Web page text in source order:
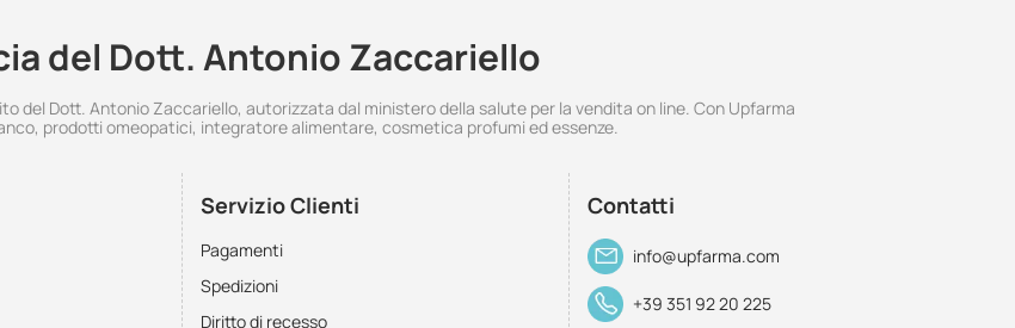
del Dott. Antonio Zaccariello
del Dott. Antonio Zaccariello, autorizzata dal ministero della salute per la vendita on line. Con Upfarma
prodotti omeopatici, integratore alimentare, cosmetica profumi ed essenze.
Servizio Clienti
Pagamenti
Spedizioni
Diritto di recesso
Contatti
info@upfarma.com
+39 351 92 20 225